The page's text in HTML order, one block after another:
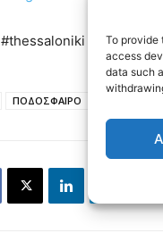
To provide
access
data such
ΠΟΔΟΣΦΑΙΡΟ